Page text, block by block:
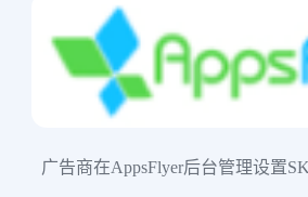
广告商在AppsFlyer后台管理设置